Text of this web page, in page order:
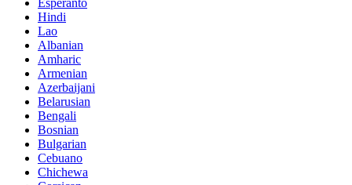
Hindi
Lao
Albanian
Amharic
Armenian
Azerbaijani
Belarusian
Bengali
Bosnian
Bulgarian
Cebuano
Chichewa